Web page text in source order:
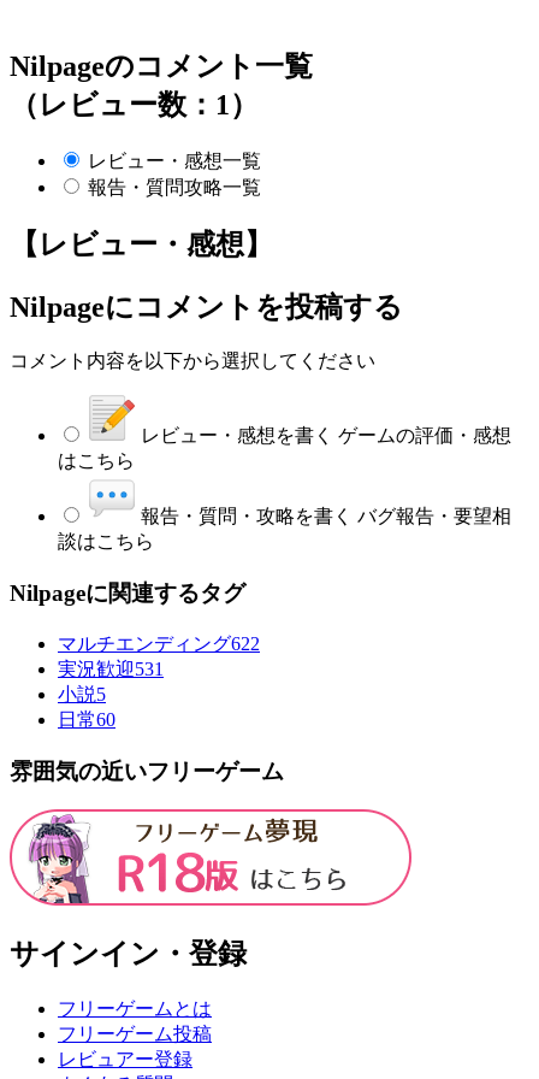
Nilpageのコメント一覧
（レビュー数：1）
レビュー・感想一覧
報告・質問攻略一覧
【レビュー・感想】
Nilpageにコメントを投稿する
コメント内容を以下から選択してください
レビュー・感想を書く ゲームの評価・感想
はこちら
報告・質問・攻略を書く バグ報告・要望相
談はこちら
Nilpageに関連するタグ
マルチエンディング622
実況歓迎531
小説5
日常60
雰囲気の近いフリーゲーム
サインイン・登録
フリーゲームとは
フリーゲーム投稿
レビュアー登録